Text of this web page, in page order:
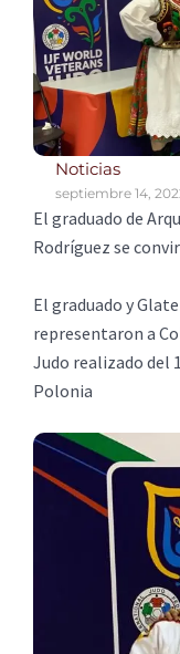
Noticias
septiembre 14,
El graduado de
Rodríguez se
El graduado y
representaron a
Judo realizado del
Polonia